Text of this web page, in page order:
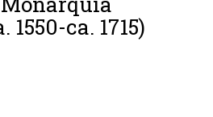
ca. 1715)